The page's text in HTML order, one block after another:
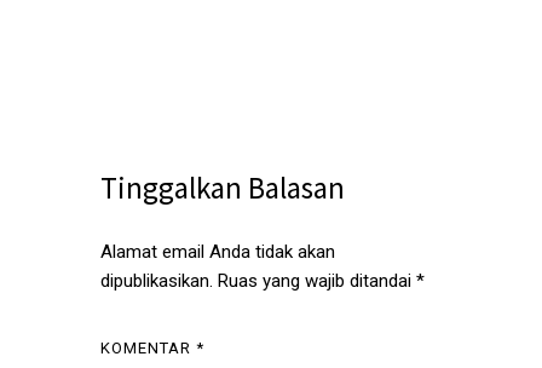
Tinggalkan Balasan
Alamat email Anda tidak akan
dipublikasikan. Ruas yang wajib ditandai *
KOMENTAR *